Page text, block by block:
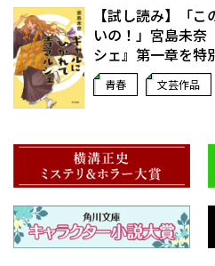
【試し読み】「
いの！」宮島未奈
シェ』第一章を特
青春 文芸作品